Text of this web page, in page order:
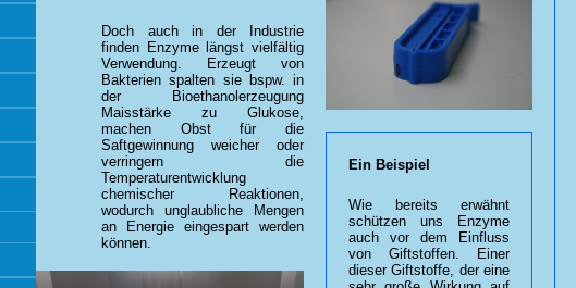
Doch auch in der Industrie
finden Enzyme längst vielfältig
Verwendung. Erzeugt von
Bakterien spalten sie bspw. in
der Bioethanolerzeugung
Maisstärke zu Glukose,
machen Obst für die
Saftgewinnung weicher oder
verringern die
Temperaturentwicklung
chemischer Reaktionen,
wodurch unglaubliche Mengen
an Energie eingespart werden
können.
Ein Beispiel
Wie bereits erwähnt
schützen uns Enzyme
auch vor dem Einfluss
von Giftstoffen. Einer
dieser Giftstoffe, der eine